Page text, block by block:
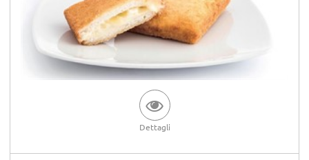
Dettagli